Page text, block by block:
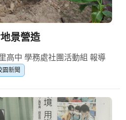
景營造
高中 學務處社團活動組 報導
園新聞